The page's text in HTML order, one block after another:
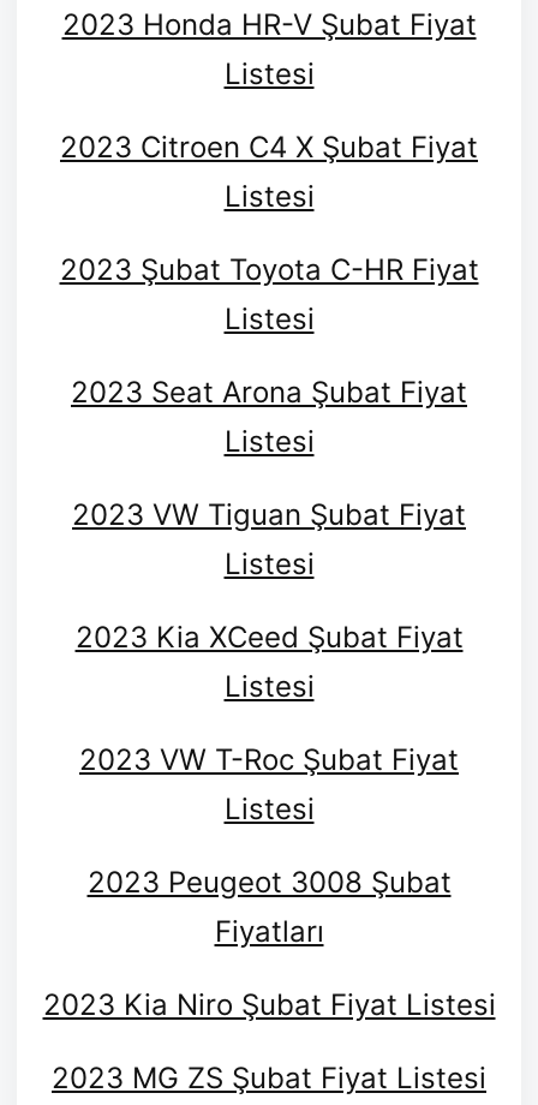
2023 Honda HR-V Şubat Fiyat
Listesi
2023 Citroen C4 X Şubat Fiyat
Listesi
2023 Şubat Toyota C-HR Fiyat
Listesi
2023 Seat Arona Şubat Fiyat
Listesi
2023 VW Tiguan Şubat Fiyat
Listesi
2023 Kia XCeed Şubat Fiyat
Listesi
2023 VW T-Roc Şubat Fiyat
Listesi
2023 Peugeot 3008 Şubat
Fiyatları
2023 Kia Niro Şubat Fiyat Listesi
2023 MG ZS Şubat Fiyat Listesi